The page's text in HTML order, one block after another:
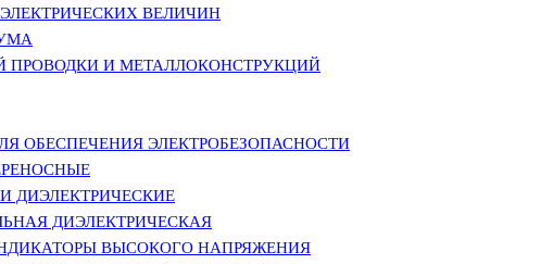
ВЕЛИЧИН
ПРОВОДКИ И МЕТАЛЛОКОНСТРУКЦИЙ
ОБЕСПЕЧЕНИЯ ЭЛЕКТРОБЕЗОПАСНОСТИ
ДИЭЛЕКТРИЧЕСКИЕ
ДИЭЛЕКТРИЧЕСКАЯ
ВЫСОКОГО НАПРЯЖЕНИЯ